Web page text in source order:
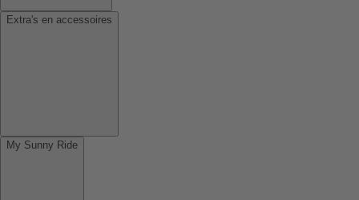
Extra's en accessoires
My Sunny Ride